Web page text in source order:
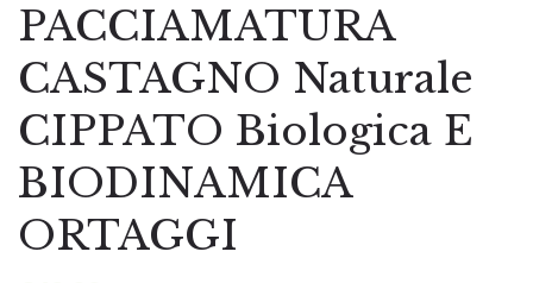
PACCIAMATURA
CASTAGNO Naturale
CIPPATO Biologica E
BIODINAMICA
ORTAGGI